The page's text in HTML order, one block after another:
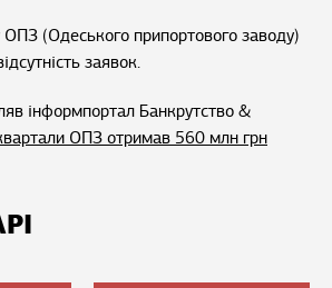
(Одеського припортового заводу)
заявок.
інформпортал Банкрутство &
ОПЗ отримав 560 млн грн